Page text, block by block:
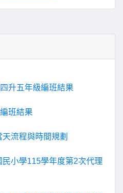
升五年級編班結果
班結果
流程與時間規劃
小學115學年度第2次代理